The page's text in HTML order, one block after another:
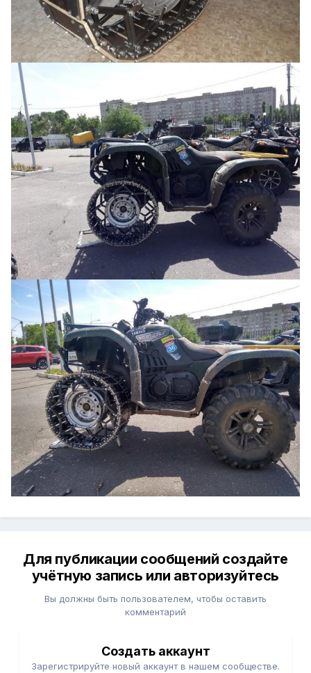
Для публикации сообщений создайте
учётную запись или авторизуйтесь
Вы должны быть пользователем, чтобы оставить
комментарий
Создать аккаунт
Зарегистрируйте новый аккаунт в нашем сообществе.